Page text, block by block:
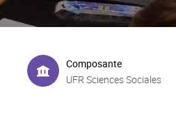
Composante
UFR Sciences Sociales